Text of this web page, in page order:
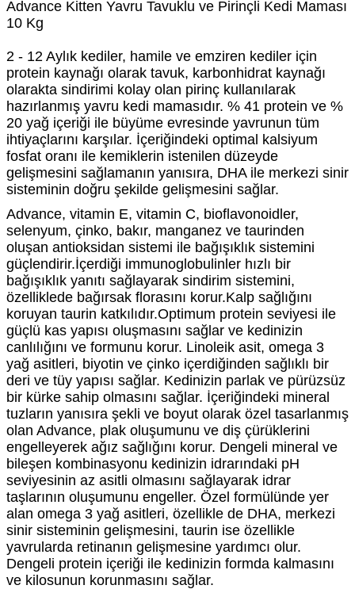
Advance Kitten Yavru Tavuklu ve Pirinçli Kedi Maması
10 Kg
2 - 12 Aylık kediler, hamile ve emziren kediler için
protein kaynağı olarak tavuk, karbonhidrat kaynağı
olarakta sindirimi kolay olan pirinç kullanılarak
hazırlanmış yavru kedi mamasıdır. % 41 protein ve %
20 yağ içeriği ile büyüme evresinde yavrunun tüm
ihtiyaçlarını karşılar. İçeriğindeki optimal kalsiyum
fosfat oranı ile kemiklerin istenilen düzeyde
gelişmesini sağlamanın yanısıra, DHA ile merkezi sinir
sisteminin doğru şekilde gelişmesini sağlar.
Advance, vitamin E, vitamin C, bioflavonoidler,
selenyum, çinko, bakır, manganez ve taurinden
oluşan antioksidan sistemi ile bağışıklık sistemini
güçlendirir.İçerdiği immunoglobulinler hızlı bir
bağışıklık yanıtı sağlayarak sindirim sistemini,
özelliklede bağırsak florasını korur.Kalp sağlığını
koruyan taurin katkılıdır.Optimum protein seviyesi ile
güçlü kas yapısı oluşmasını sağlar ve kedinizin
canlılığını ve formunu korur. Linoleik asit, omega 3
yağ asitleri, biyotin ve çinko içerdiğinden sağlıklı bir
deri ve tüy yapısı sağlar. Kedinizin parlak ve pürüzsüz
bir kürke sahip olmasını sağlar. İçeriğindeki mineral
tuzların yanısıra şekli ve boyut olarak özel tasarlanmış
olan Advance, plak oluşumunu ve diş çürüklerini
engelleyerek ağız sağlığını korur. Dengeli mineral ve
bileşen kombinasyonu kedinizin idrarındaki pH
seviyesinin az asitli olmasını sağlayarak idrar
taşlarının oluşumunu engeller. Özel formülünde yer
alan omega 3 yağ asitleri, özellikle de DHA, merkezi
sinir sisteminin gelişmesini, taurin ise özellikle
yavrularda retinanın gelişmesine yardımcı olur.
Dengeli protein içeriği ile kedinizin formda kalmasını
ve kilosunun korunmasını sağlar.